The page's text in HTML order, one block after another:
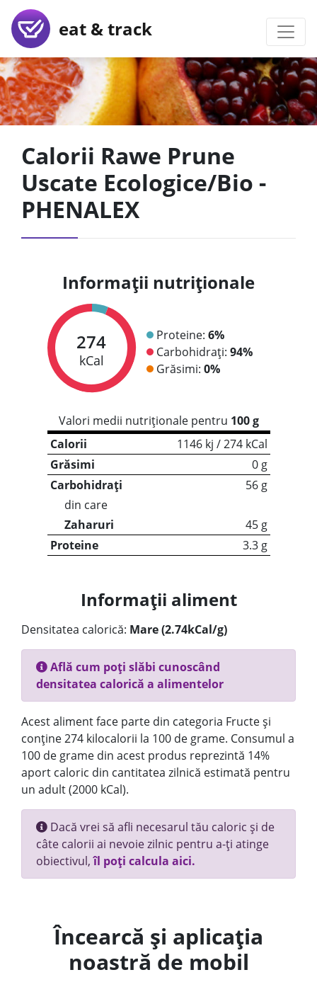
eat & track
Calorii Rawe Prune
Uscate Ecologice/Bio -
PHENALEX
Informații nutriționale
274
kCal
Proteine: 6%
Carbohidrați: 94%
Grăsimi: 0%
Valori medii nutriționale pentru 100 g
Calorii
1146 kj / 274 kCal
Grăsimi
0 g
Carbohidrați
56 g
din care
Zaharuri
45 g
Proteine
3.3 g
Informații aliment
Densitatea calorică: Mare (2.74kCal/g)
Află cum poți slăbi cunoscând
densitatea calorică a alimentelor
Acest aliment face parte din categoria Fructe și
conține 274 kilocalorii la 100 de grame. Consumul a
100 de grame din acest produs reprezintă 14%
aport caloric din cantitatea zilnică estimată pentru
un adult (2000 kCal).
Dacă vrei să afli necesarul tău caloric și de
câte calorii ai nevoie zilnic pentru a-ți atinge
obiectivul,îl poți calcula aici.
Încearcă și aplicația
noastră de mobil